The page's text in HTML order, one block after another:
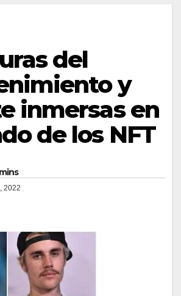
del
y
inmersas en
de los NFT
2022